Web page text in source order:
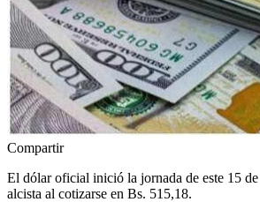
Compartir
El dólar oficial inició la jornada de este 15
alcista al cotizarse en Bs. 515,18.